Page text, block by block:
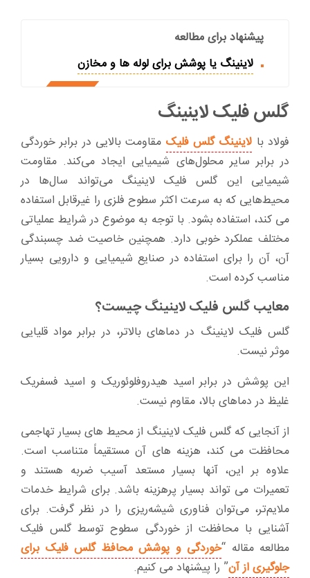
پیشنهاد برای مطالعه
لاینینگ یا پوشش برای لوله ها و مخازن
گلس فلیک لاینینگ
فولاد با لاینینگ گلس فلیک مقاومت بالایی در برابر خوردگی
در برابر سایر محلول‌های شیمیایی ایجاد می‌کند. مقاومت
شیمیایی این گلس فلیک لاینینگ می‌تواند سال‌ها در
محیط‌هایی که به سرعت اکثر سطوح فلزی را غیرقابل استفاده
می کند، استفاده بشود. با توجه به موضوع در شرایط عملیاتی
مختلف عملکرد خوبی دارد. همچنین خاصیت ضد چسبندگی
آن، آن را برای استفاده در صنایع شیمیایی و دارویی بسیار
مناسب کرده است.
معایب گلس فلیک لاینینگ چیست؟
گلس فلیک لاینینگ در دماهای بالاتر، در برابر مواد قلیایی
موثر نیست.
این پوشش در برابر اسید هیدروفلوئوریک و اسید فسفریک
غلیظ در دماهای بالا، مقاوم نیست.
از آنجایی که گلس فلیک لاینینگ از محیط های بسیار تهاجمی
محافظت می کند، هزینه های آن مستقیماً متناسب است.
علاوه بر این، آنها بسیار مستعد آسیب ضربه هستند و
تعمیرات می تواند بسیار پرهزینه باشد. برای شرایط خدمات
ملایم‌تر، می‌توان فناوری شیشه‌ریزی را در نظر گرفت. برای
آشنایی با محافظت از خوردگی سطوح توسط گلس فلیک
مطالعه مقاله “خوردگی و پوشش‌ محافظ گلس فلیک برای
جلوگیری از آن” را پیشنهاد می کنیم.